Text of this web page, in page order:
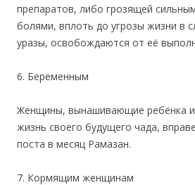
препаратов, либо грозящей
болями, вплоть до угрозы жизни в
уразы, освобождаются от её
6. Беременным
Женщины, вынашивающие ребёнка
жизнь своего будущего чада,
поста в месяц Рамазан.
7. Кормящим женщинам